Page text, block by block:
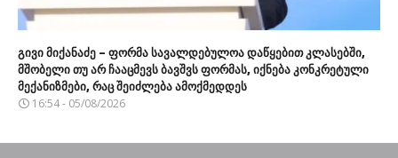
გივი მიქანაძე – ფორმა სავალდებულოა დაწყებით კლასებში,
მშობელი თუ არ ჩააცმევს ბავშვს ფორმას, იქნება კონკრეტული
მექანიზმები, რაც შეიძლება ამოქმედდეს
16:54 - 05/08/2026